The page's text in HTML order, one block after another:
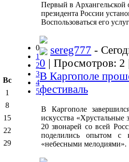
Вс
1
8
15
22
29
Первый в Архангельской
президента России
Воспользоваться его
0
1
2
3
4
5
sereg777 -
0 | Просмотров:
В Каргополе
фестиваль
В Каргополе
искусства «Хрустальные
20 звонарей со всей
поделились опытом с
«небесными мелодиями».